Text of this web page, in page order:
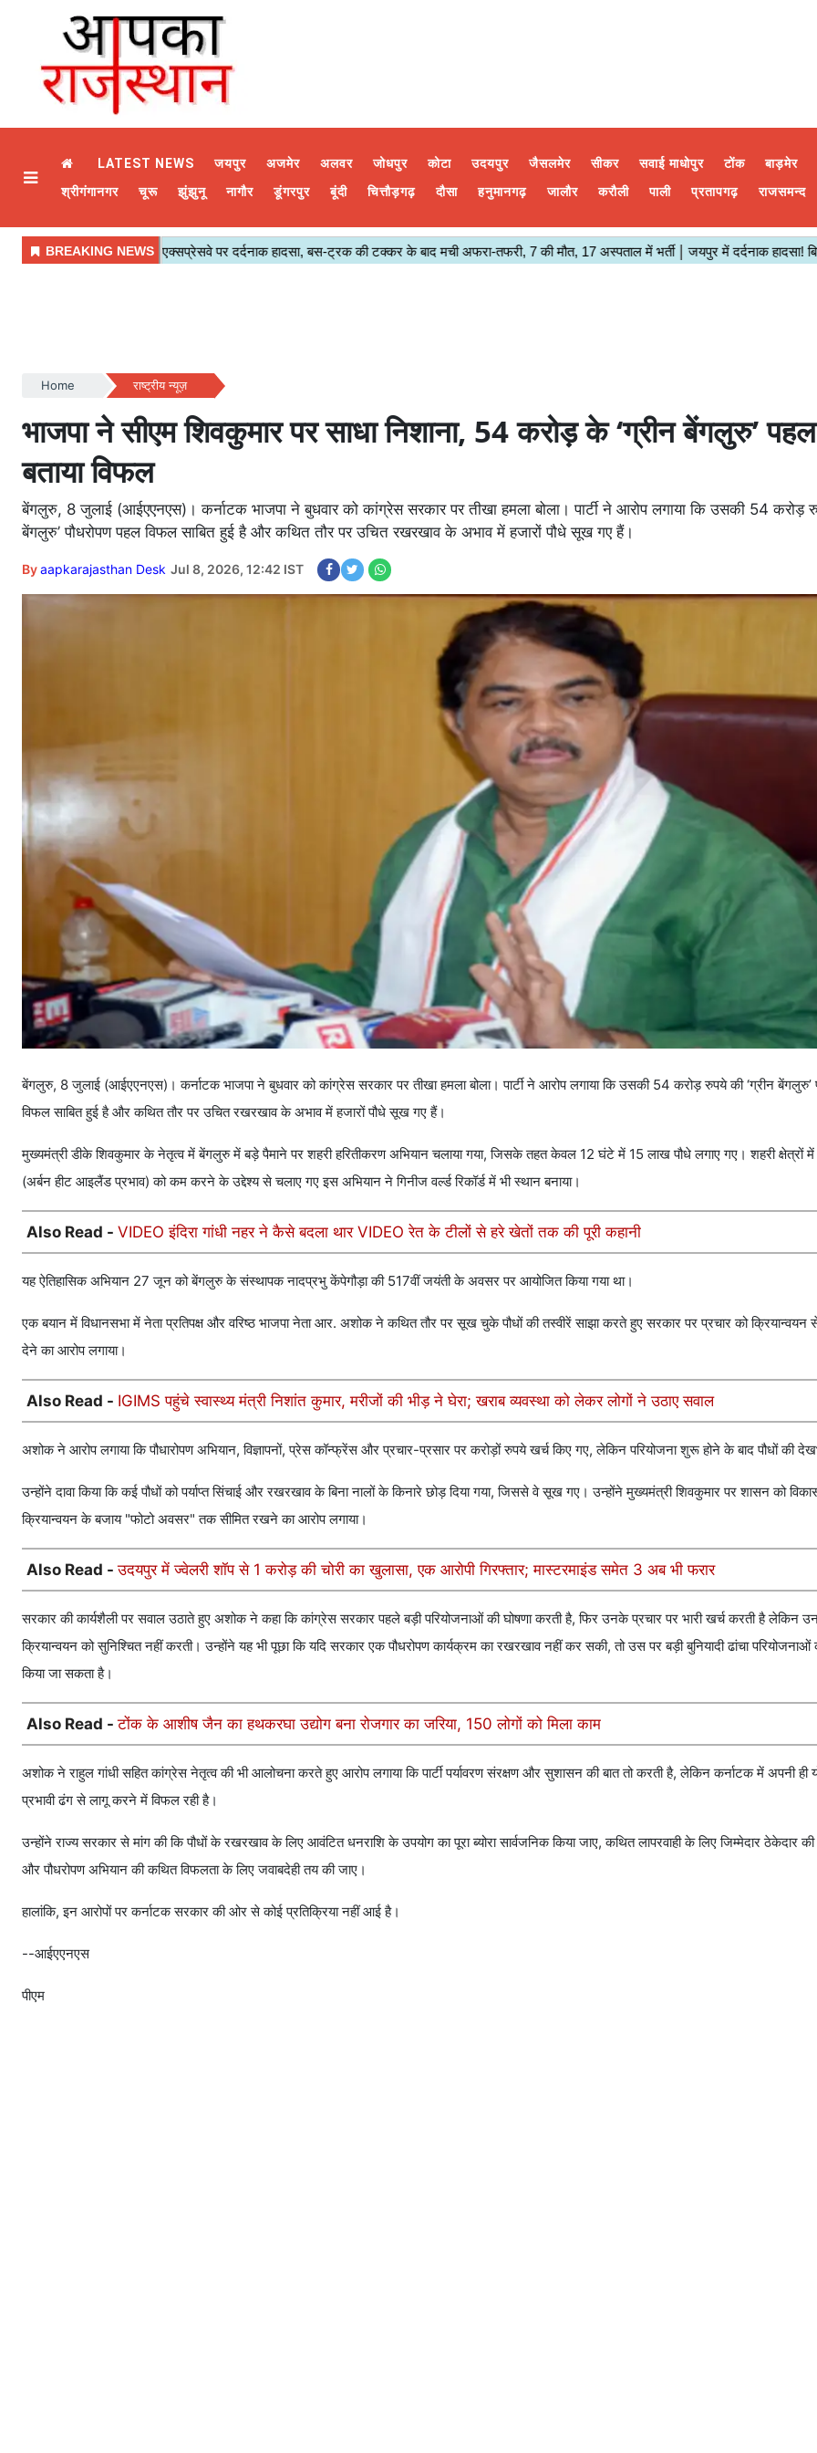
LATEST NEWS जयपुर अजमेर अलवर जोधपुर कोटा उदयपुर जैसलमेर सीकर सवाई माधोपुर टोंक बाड़मेर
श्रीगंगानगर
चूरू झुंझुनू नागौर डूंगरपुर बूंदी चित्तौड़गढ़ दौसा हनुमानगढ़ जालौर करौली पाली प्रतापगढ़ राजसमन्द
Home राष्ट्रीय न्यूज़
भाजपा ने सीएम शिवकुमार पर साधा निशाना, 54 करोड़ के ‘ग्रीन बेंगलुरु’
बताया विफल
बेंगलुरु, 8 जुलाई (आईएएनएस)। कर्नाटक भाजपा ने बुधवार को कांग्रेस सरकार पर तीखा हमला बोला। पार्टी ने आरोप लगाया कि उसकी 54 करोड़
बेंगलुरु’ पौधरोपण पहल विफल साबित हुई है और कथित तौर पर उचित रखरखाव के अभाव में हजारों पौधे सूख गए हैं।
Byaapkarajasthan Desk Jul 8, 2026, 12:42 IST
बेंगलुरु, 8 जुलाई (आईएएनएस)। कर्नाटक भाजपा ने बुधवार को कांग्रेस सरकार पर तीखा हमला बोला। पार्टी ने आरोप लगाया कि उसकी 54 करोड़ रुपये की ‘ग्रीन बेंगलुरु’
विफल साबित हुई है और कथित तौर पर उचित रखरखाव के अभाव में हजारों पौधे सूख गए हैं।
मुख्यमंत्री डीके शिवकुमार के नेतृत्व में बेंगलुरु में बड़े पैमाने पर शहरी हरितीकरण अभियान चलाया गया, जिसके तहत केवल 12 घंटे में 15 लाख पौधे लगाए गए। शहरी क्षेत्रों में
(अर्बन हीट आइलैंड प्रभाव) को कम करने के उद्देश्य से चलाए गए इस अभियान ने गिनीज वर्ल्ड रिकॉर्ड में भी स्थान बनाया।
Also Read - VIDEO इंदिरा गांधी नहर ने कैसे बदला थार VIDEO रेत के टीलों से हरे खेतों तक की पूरी कहानी
यह ऐतिहासिक अभियान 27 जून को बेंगलुरु के संस्थापक नादप्रभु केंपेगौड़ा की 517वीं जयंती के अवसर पर आयोजित किया गया था।
एक बयान में विधानसभा में नेता प्रतिपक्ष और वरिष्ठ भाजपा नेता आर. अशोक ने कथित तौर पर सूख चुके पौधों की तस्वीरें साझा करते हुए सरकार पर प्रचार को
देने का आरोप लगाया।
Also Read - IGIMS पहुंचे स्वास्थ्य मंत्री निशांत कुमार, मरीजों की भीड़ ने घेरा; खराब व्यवस्था को लेकर लोगों ने उठाए सवाल
अशोक ने आरोप लगाया कि पौधारोपण अभियान, विज्ञापनों, प्रेस कॉन्फ्रेंस और प्रचार-प्रसार पर करोड़ों रुपये खर्च किए गए, लेकिन परियोजना शुरू होने के बाद पौधों की
उन्होंने दावा किया कि कई पौधों को पर्याप्त सिंचाई और रखरखाव के बिना नालों के किनारे छोड़ दिया गया, जिससे वे सूख गए। उन्होंने मुख्यमंत्री शिवकुमार पर शासन को विकास
क्रियान्वयन के बजाय "फोटो अवसर" तक सीमित रखने का आरोप लगाया।
Also Read -उदयपुर में ज्वेलरी शॉप से 1 करोड़ की चोरी का खुलासा, एक आरोपी गिरफ्तार; मास्टरमाइंड समेत 3 अब भी फरार
सरकार की कार्यशैली पर सवाल उठाते हुए अशोक ने कहा कि कांग्रेस सरकार पहले बड़ी परियोजनाओं की घोषणा करती है, फिर उनके प्रचार पर भारी खर्च करती है लेकिन
क्रियान्वयन को सुनिश्चित नहीं करती। उन्होंने यह भी पूछा कि यदि सरकार एक पौधरोपण कार्यक्रम का रखरखाव नहीं कर सकी, तो उस पर बड़ी बुनियादी ढांचा
किया जा सकता है।
Also Read -टोंक के आशीष जैन का हथकरघा उद्योग बना रोजगार का जरिया, 150 लोगों को मिला काम
अशोक ने राहुल गांधी सहित कांग्रेस नेतृत्व की भी आलोचना करते हुए आरोप लगाया कि पार्टी पर्यावरण संरक्षण और सुशासन की बात तो करती है, लेकिन कर्नाटक में अपनी ही
प्रभावी ढंग से लागू करने में विफल रही है।
उन्होंने राज्य सरकार से मांग की कि पौधों के रखरखाव के लिए आवंटित धनराशि के उपयोग का पूरा ब्योरा सार्वजनिक किया जाए, कथित लापरवाही के लिए जिम्मेदार ठेकेदार
और पौधरोपण अभियान की कथित विफलता के लिए जवाबदेही तय की जाए।
हालांकि, इन आरोपों पर कर्नाटक सरकार की ओर से कोई प्रतिक्रिया नहीं आई है।
--आईएएनएस
पीएम